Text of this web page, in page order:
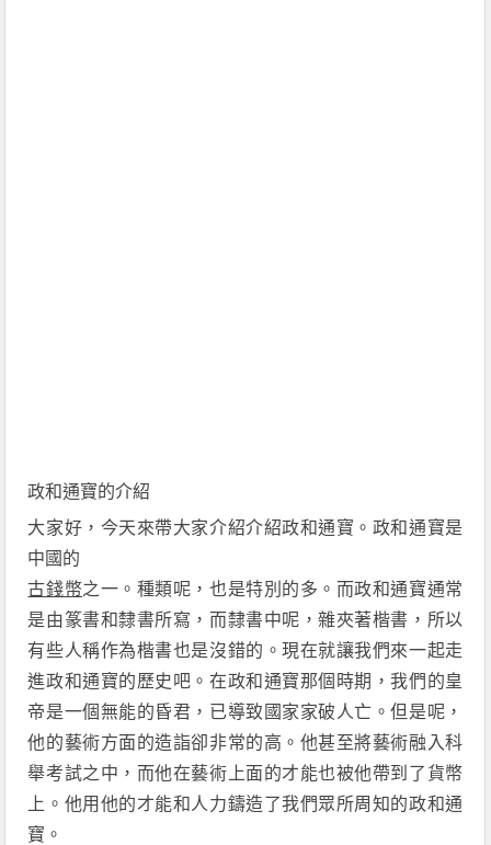
政和通寶的介紹
大家好，今天來帶大家介紹介紹政和通寶。政和通寶是
中國的
古錢幣之一。種類呢，也是特別的多。而政和通寶通常
是由篆書和隸書所寫，而隸書中呢，雜夾著楷書，所以
有些人稱作為楷書也是沒錯的。現在就讓我們來一起走
進政和通寶的歷史吧。在政和通寶那個時期，我們的皇
帝是一個無能的昏君，已導致國家家破人亡。但是呢，
他的藝術方面的造詣卻非常的高。他甚至將藝術融入科
舉考試之中，而他在藝術上面的才能也被他帶到了貨幣
上。他用他的才能和人力鑄造了我們眾所周知的政和通
寶。